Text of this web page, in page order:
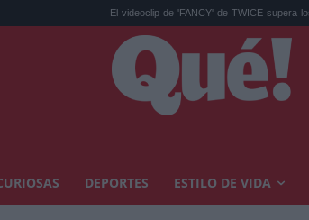
El videoclip de 'FANCY' de TWICE supera los 700 mi...
DEPORTES ESTILO DE VIDA